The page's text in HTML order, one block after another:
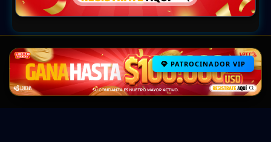
PATROCINADOR VIP